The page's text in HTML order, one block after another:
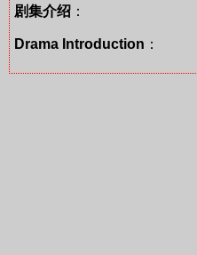
剧集介绍 ：
Drama Introduction ：